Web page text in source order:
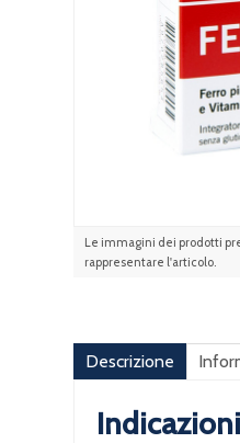
Le immagini dei prodotti
rappresentare l'articolo.
Descrizione